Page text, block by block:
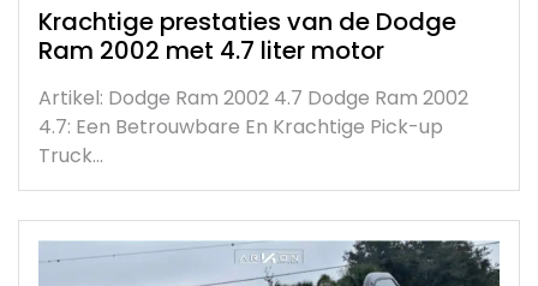
Krachtige prestaties van de Dodge
Ram 2002 met 4.7 liter motor
Artikel: Dodge Ram 2002 4.7 Dodge Ram 2002
4.7: Een Betrouwbare En Krachtige Pick-up
Truck…